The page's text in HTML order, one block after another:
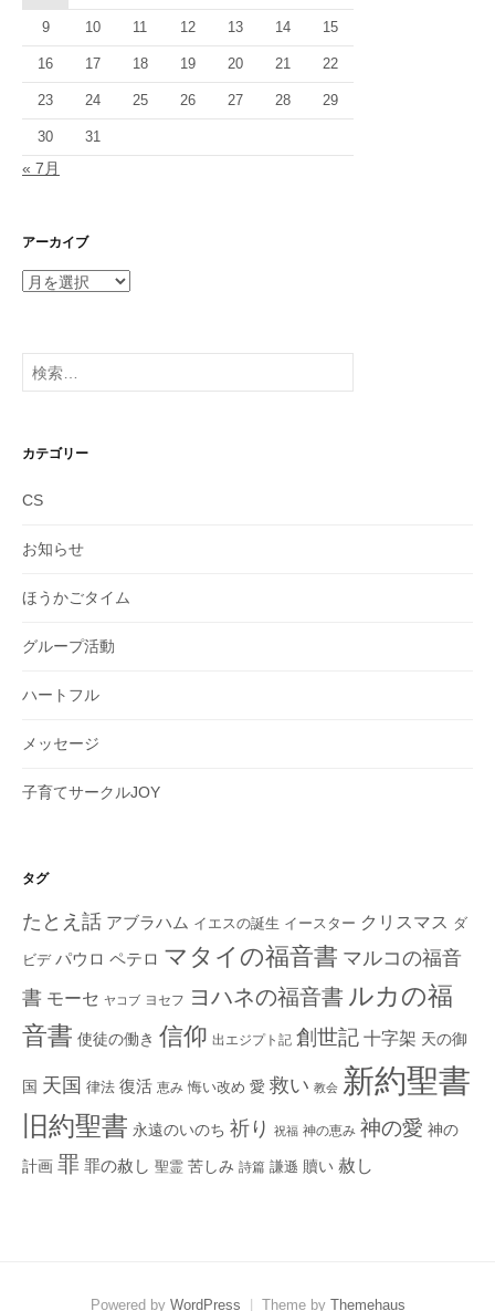
9 10 11 12 13 14 15
16 17 18 19 20 21 22
23 24 25 26 27 28 29
30 31
« 7月
アーカイブ
ア
イ
ブ
検
索:
カテゴリー
CS
お知らせ
ほうかごタイム
グループ活動
ハートフル
メッセージ
子育てサークルJOY
タグ
たとえ話 アブラハム イエスの誕生 イースター クリスマス ダ
ビデ パウロ ペテロ マタイの福音書 マルコの福音
書 モーセ ヤコブ ヨセフ ヨハネの福音書 ルカの福
音書 使徒の働き 信仰 出エジプト記 創世記 十字架 天の御
国 天国 律法 復活 恵み 悔い改め 愛 救い 教会 新約聖書
旧約聖書 永遠のいのち 祈り 祝福 神の恵み 神の愛 神の
計画 罪 罪の赦し 聖霊 苦しみ 詩篇 謙遜 贖い 赦し
Powered by WordPress Theme by Themehaus